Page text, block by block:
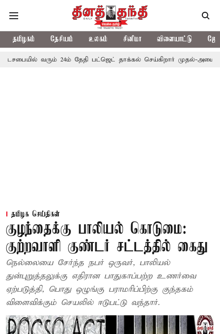
தமிழகம் தேசியம் உலகம் சினிமா விளையாட்டு
வரும் 24ம் தேதி பட்ஜெட் தாக்கல் செய்கிறார் முதல்-அமைச்சர்
தமிழக செய்திகள்
குழந்தைக்கு பாலியல் கொடுமை:
குற்றவாளி குண்டர் சட்டத்தில் கைது
நெல்லையை சேர்ந்த நபர் ஒருவர், பாலியல்
துன்புறுத்தலுக்கு எதிரான பாதுகாப்பற்ற உணர்வை
ஏற்படுத்தி, பொது ஒழுங்கு பராமரிப்பிற்கு குந்தகம்
விளைவிக்கும் செயலில் ஈடுபட்டு வந்தார்.